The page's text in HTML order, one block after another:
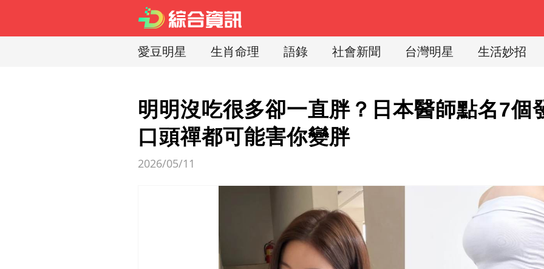
愛豆明星 生肖命理 語錄 社會新聞 台灣明星 生活妙招
明明沒吃很多卻一直胖？日本醫師點名7個
口頭禪都可能害你變胖
2026/05/11